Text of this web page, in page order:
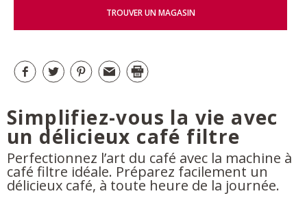
TROUVER UN MAGASIN
Simplifiez-vous la vie avec
un délicieux café filtre
Perfectionnez l’art du café avec la machine à
café filtre idéale. Préparez facilement un
délicieux café, à toute heure de la journée.